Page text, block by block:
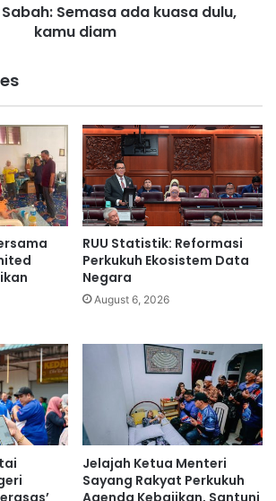
Semasa ada kuasa dulu,
kamu diam
RUU Statistik: Reformasi
Perkukuh Ekosistem Data
Negara
August 6, 2026
Jelajah Ketua Menteri
Sayang Rakyat Perkukuh
Agenda Kebajikan, Santuni